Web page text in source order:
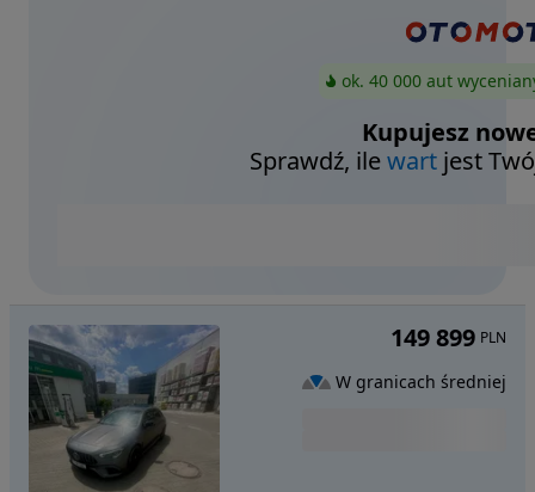
ok. 40 000 aut
Kupujesz
Sprawdź, ilewart jest
149 899 PLN
W granicach średniej